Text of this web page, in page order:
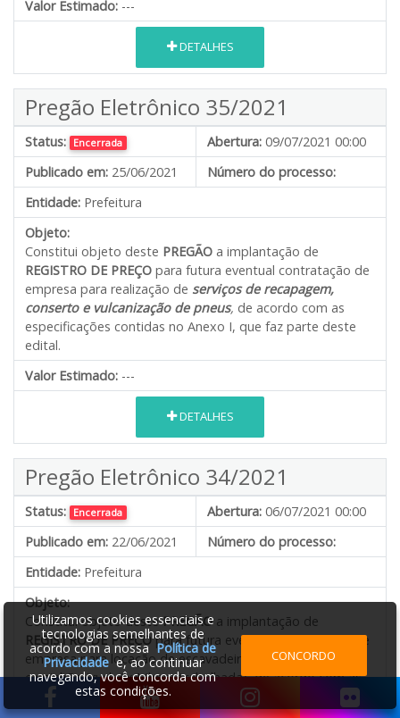
Valor Estimado: ---
DETALHES
Pregão Eletrônico 35/2021
Status: Encerrada Abertura: 09/07/2021 00:00
Publicado em: 25/06/2021
Número do processo:
Entidade: Prefeitura
Objeto:
Constitui objeto deste PREGÃO a implantação de
REGISTRO DE PREÇO para futura eventual contratação de
empresa para realização de serviços de recapagem,
conserto e vulcanização de pneus, de acordo com as
especificações contidas no Anexo I, que faz parte deste
edital.
Valor Estimado: ---
DETALHES
Pregão Eletrônico 34/2021
Status: Encerrada Abertura: 06/07/2021 00:00
Publicado em: 22/06/2021
Número do processo:
Entidade: Prefeitura
Objeto:
Constitui objeto destePREGÃO a implantação de
REGISTRO DE PREÇOpara futura eventual contratação de
empresa para locação de escavadeira hidráulica e
caminhão truck 6x4 (hora trabalhada),de acordo com as
especificações contidas no Anexo I, que faz parte deste
Utilizamos cookies essenciais e
tecnologias semelhantes de
acordo com a nossaPolítica de
Privacidadee, ao continuar
navegando, você concorda com
estas condições.
CONCORDO